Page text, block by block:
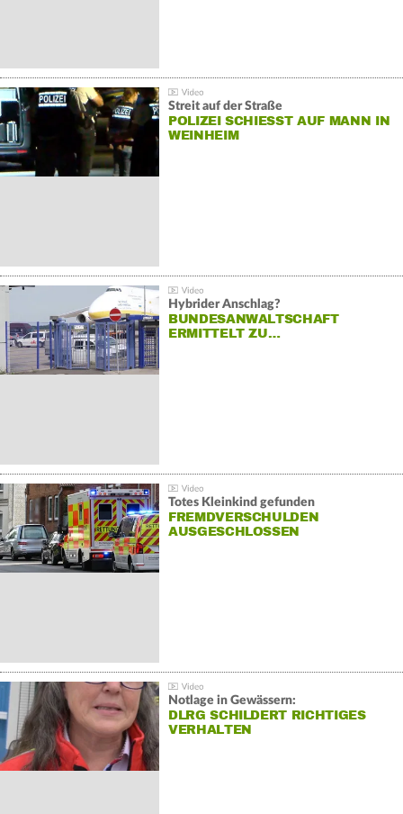
Streit auf der Straße
POLIZEI SCHIESST AUF MANN IN W
EINHEIM
Hybrider Anschlag?
BUNDESANWALTSCHAFT
ERMITTELT ZU…
Totes Kleinkind gefunden
FREMDVERSCHULDEN
AUSGESCHLOSSEN
Notlage in Gewässern:
DLRG SCHILDERT RICHTIGES
VERHALTEN